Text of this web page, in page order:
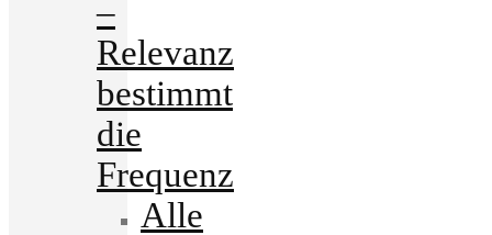
–
Relevanz
bestimmt
die
Frequenz
Alle